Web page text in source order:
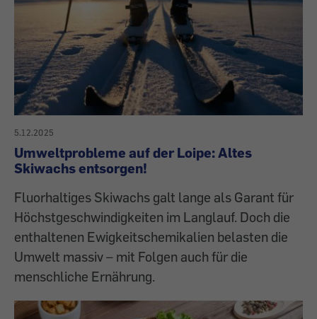
5.12.2025
Umweltprobleme auf der Loipe: Altes
Skiwachs entsorgen!
Fluorhaltiges Skiwachs galt lange als Garant für
Höchstgeschwindigkeiten im Langlauf. Doch die
enthaltenen Ewigkeitschemikalien belasten die
Umwelt massiv – mit Folgen auch für die
menschliche Ernährung.